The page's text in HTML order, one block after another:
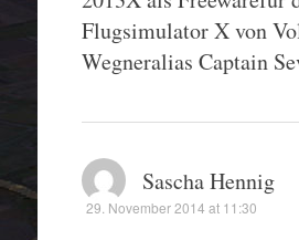
Flugsimulator X von
Wegneralias Captain
Sascha Hennig
29. November 2014 at 11:30